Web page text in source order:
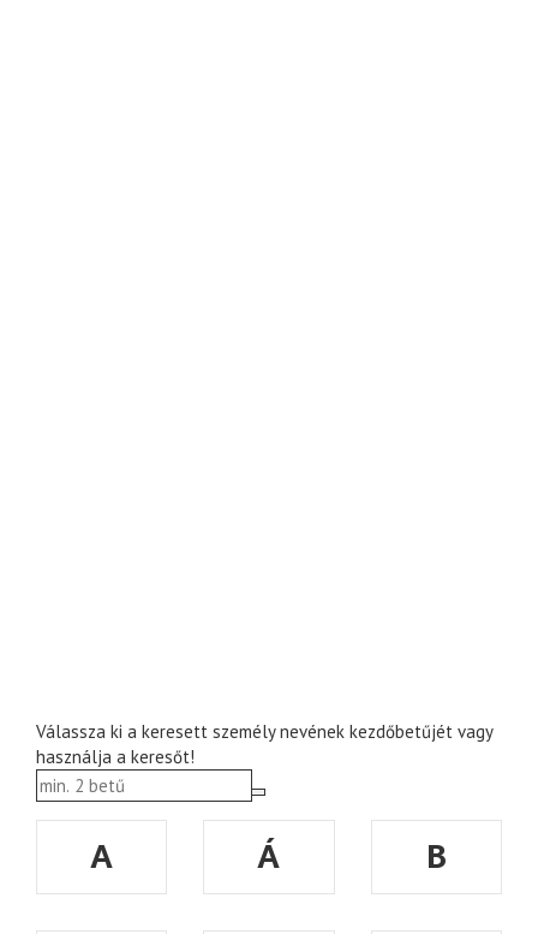
Válassza ki a keresett személy nevének kezdőbetűjét vagy
használja a keresőt!
A Á B